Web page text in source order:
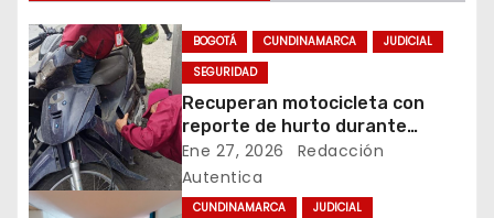
g
a
c
i
ó
BOGOTÁ CUNDINAMARCA
JUDICIAL
SEGURIDAD
Recuperan motocicleta con
reporte de hurto durante
operativo de seguridad en
Rafael Uribe Uribe
Ene 27, 2026
Redacción
Autentica
CUNDINAMARCA JUDICIAL